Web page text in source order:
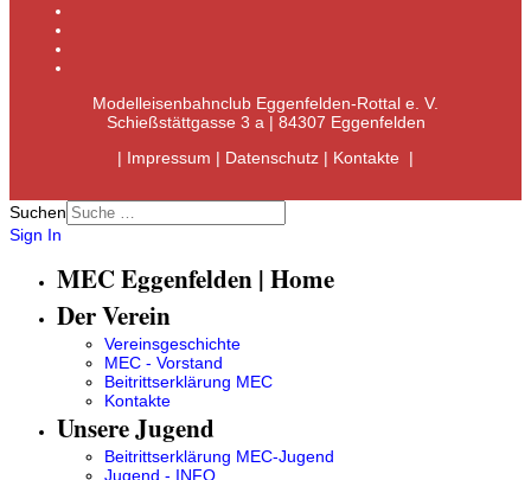
Modelleisenbahnclub Eggenfelden-Rottal e. V.
Schießstättgasse 3 a | 84307 Eggenfelden
| Impressum | Datenschutz | Kontakte |
Suchen
Sign In
MEC Eggenfelden | Home
Der Verein
Vereinsgeschichte
MEC - Vorstand
Beitrittserklärung MEC
Kontakte
Unsere Jugend
Beitrittserklärung MEC-Jugend
Jugend - INFO